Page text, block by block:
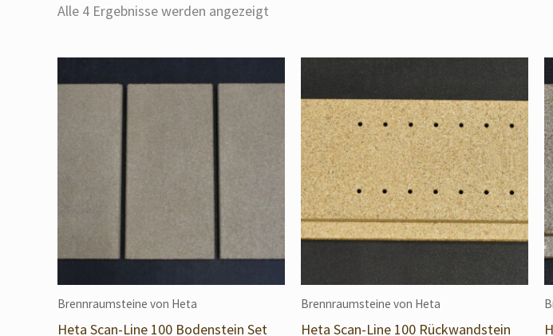
Alle 4 Ergebnisse werden angezeigt
Brennraumsteine von Heta
Heta Scan-Line 100 Bodenstein Set
Brennraumsteine von Heta
Heta Scan-Line 100 Rückwandstein